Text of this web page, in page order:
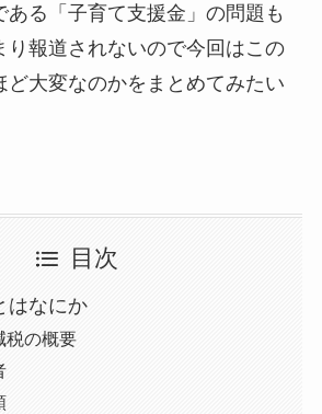
ある「子育て支援金」の問題も
り報道されないので今回はこの
ど大変なのかをまとめてみたい
目次
はなにか
税の概要